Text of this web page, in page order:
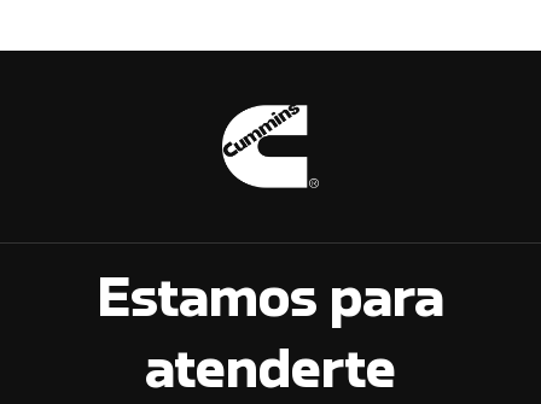
Estamos para
atenderte